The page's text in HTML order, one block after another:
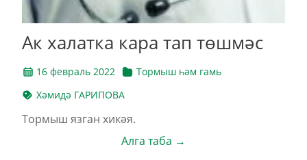
Ак халатка кара тап төшмәс
16 февраль 2022
Тормыш һәм гамь
Хәмидә ГАРИПОВА
Тормыш язган хикәя.
Алга таба →